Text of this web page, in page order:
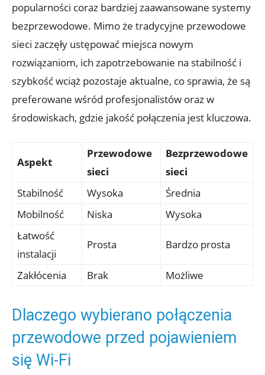
popularności coraz bardziej zaawansowane systemy
bezprzewodowe. Mimo że tradycyjne przewodowe
sieci zaczęły ustępować miejsca nowym
rozwiązaniom, ich zapotrzebowanie na stabilność i
szybkość wciąż pozostaje aktualne, co sprawia, że są
preferowane wśród profesjonalistów oraz w
środowiskach, gdzie jakość połączenia jest kluczowa.
Aspekt
Przewodowe
sieci
Bezprzewodowe
sieci
Stabilność
Wysoka
Średnia
Mobilność
Niska
Wysoka
Łatwość
instalacji
Prosta Bardzo prosta
Zakłócenia Brak Możliwe
Dlaczego wybierano połączenia
przewodowe przed pojawieniem
się Wi-Fi